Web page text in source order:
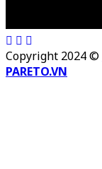
Copyright 2024 ©
PARETO.VN